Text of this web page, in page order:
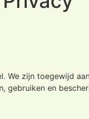
We zijn toegewijd
gebruiken en